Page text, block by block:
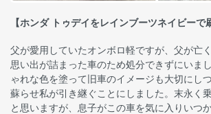
【ホンダ トゥデイをレインブーツネイビーで
父が愛用していたオンボロ軽ですが、父が亡
思い出が詰まった車のため処分できずにいま
ゃれな色を塗って旧車のイメージも大切にし
蘇らせ私が引き継ぐことにしました。末永く
と思いますが、息子がこの車を気に入りいつ